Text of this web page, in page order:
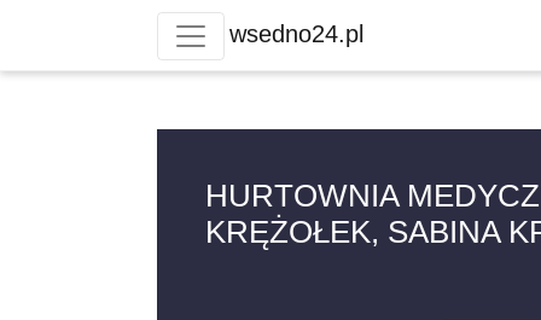
wsedno24.pl
HURTOWNIA
KRĘŻOŁEK, SABINA